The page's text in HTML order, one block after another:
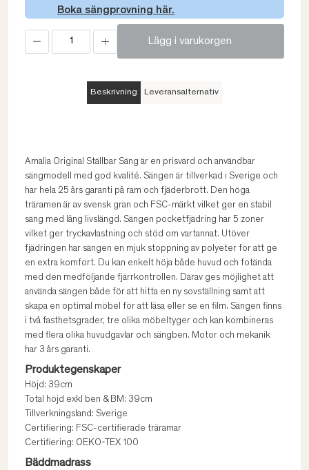
Boka sängprovning här.
Lägg i varukorgen
Beskrivning Leveransalternativ
Amalia Original Ställbar Säng är en prisvärd och användbar
sängmodell med god kvalité. Sängen är tillverkad i Sverige och
har hela 25 års garanti på ram och fjäderbrott. Den höga
träramen är av svensk gran och FSC-märkt vilket ger en stabil
säng med lång livslängd. Sängen pocketfjädring har 5 zoner
vilket ger tryckavlastning och stöd om vartannat. Utöver
fjädringen har sängen en mjuk stoppning av polyeter för att ge
en extra komfort. Du kan enkelt höja både huvud och fotända
med den medföljande fjärrkontrollen. Därav ges möjlighet att
använda sängen både för att hitta en ny sovställning samt att
skapa en optimal möbel för att läsa eller se en film. Sängen finns
i två fasthetsgrader, tre olika möbeltyger och kan kombineras
med flera olika huvudgavlar och sängben. Motor och mekanik
har 3 års garanti.
Produktegenskaper
Höjd: 39cm
Total höjd exkl ben & BM: 39cm
Tillverkningsland: Sverige
Certifiering: FSC-certifierade träramar
Certifiering: OEKO-TEX 100
Bäddmadrass